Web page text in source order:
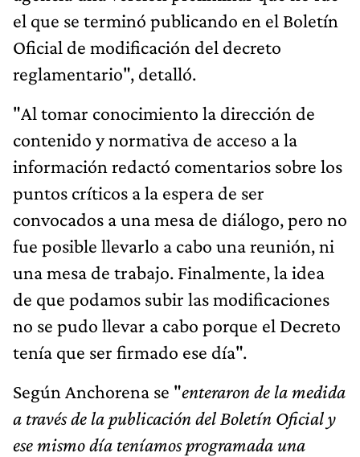
el que se terminó publicando en el Boletín
Oficial de modificación del decreto
reglamentario", detalló.
"Al tomar conocimiento la dirección de
contenido y normativa de acceso a la
información redactó comentarios sobre los
puntos críticos a la espera de ser
convocados a una mesa de diálogo, pero no
fue posible llevarlo a cabo una reunión, ni
una mesa de trabajo. Finalmente, la idea
de que podamos subir las modificaciones
no se pudo llevar a cabo porque el Decreto
tenía que ser firmado ese día".
Según Anchorena se "enteraron de la medida
a través de la publicación del Boletín Oficial y
ese mismo día teníamos programada una